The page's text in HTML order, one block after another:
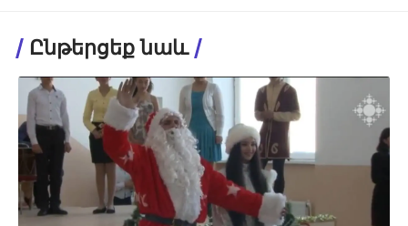
Ընթերցեք նաև